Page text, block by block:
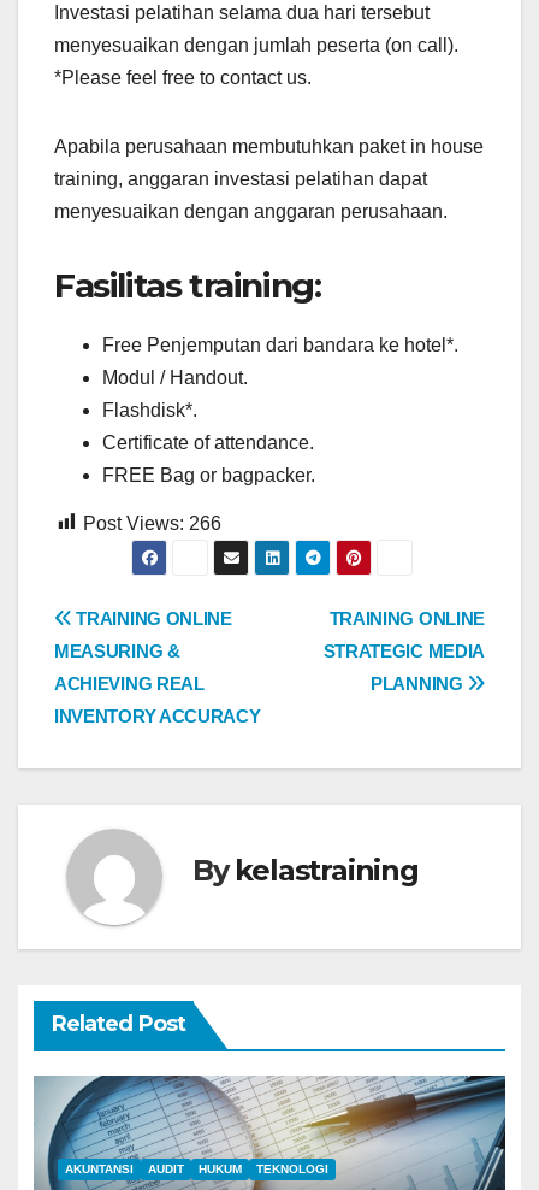
Investasi pelatihan selama dua hari tersebut
menyesuaikan dengan jumlah peserta (on call).
*Please feel free to contact us.
Apabila perusahaan membutuhkan paket in house
training, anggaran investasi pelatihan dapat
menyesuaikan dengan anggaran perusahaan.
Fasilitas training:
Free Penjemputan dari bandara ke hotel*.
Modul / Handout.
Flashdisk*.
Certificate of attendance.
FREE Bag or bagpacker.
Post Views: 266
Post
navigation
TRAINING ONLINE
STRATEGIC MEDIA
PLANNING
TRAINING ONLINE
MEASURING &
ACHIEVING REAL
INVENTORY ACCURACY
Bykelastraining
Related Post
AKUNTANSI AUDIT HUKUM TEKNOLOGI